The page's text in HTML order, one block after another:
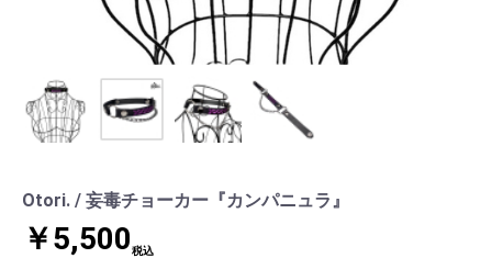
Otori. / 妄毒チョーカー『カンパニュラ』
￥5,500税込